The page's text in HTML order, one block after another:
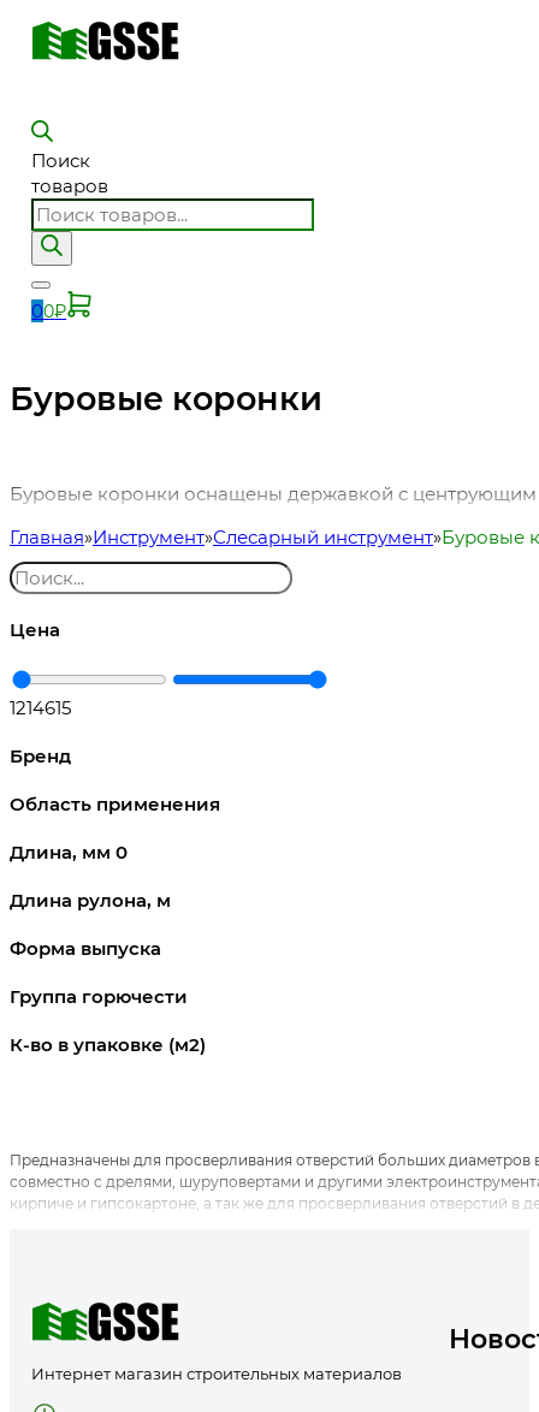
Поиск
товаров
00₽
Буровые коронки
Буровые коронки оснащены державкой с центрующим
Главная Инструмент Слесарный инструмент Буровые
Цена
1214615
Бренд
Область применения
Длина, мм 0
Длина рулона, м
Форма выпуска
Группа горючести
К-во в упаковке (м2)
Предназначены для просверливания отверстий больших
совместно с дрелями, шуруповертами и другими
кирпиче и гипсокартоне, а так же для просверливания отверстий в
Интернет магазин строительных материалов